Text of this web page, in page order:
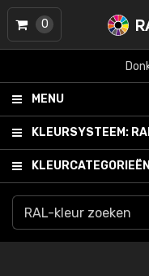
MENU
KLEURSYSTEEM:
KLEURCATEGORIEËN
0